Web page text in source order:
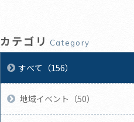
カテゴリ Category
すべて（156）
地域イベント（50）